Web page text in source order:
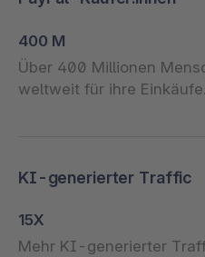
400 M
Über 400 Millionen
weltweit für ihre
KI-generierter Traffic
15X
Mehr KI-generierter